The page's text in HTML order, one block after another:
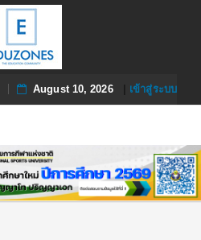
August 10, 2026| เข้าสู่ระบบ